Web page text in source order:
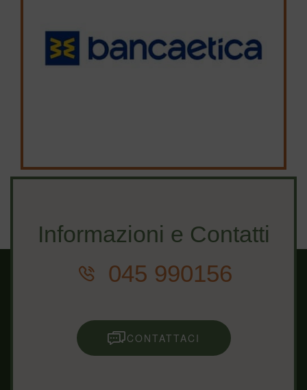
Informazioni e Contatti
045 990156
CONTATTACI